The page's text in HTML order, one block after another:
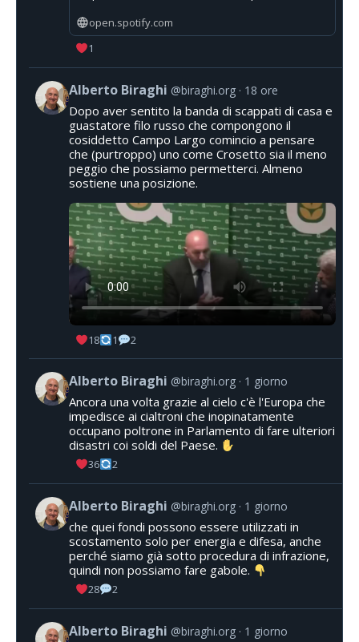
open.spotify.com
1
Alberto Biraghi @biraghi.org 18 ore
Dopo aver sentito la banda di scappati di casa e
guastatore filo russo che compongono il
cosiddetto Campo Largo comincio a pensare
che (purtroppo) uno come Crosetto sia il meno
peggio che possiamo permetterci. Almeno
sostiene una posizione.
18 1 2
Alberto Biraghi @biraghi.org 1 giorno
Ancora una volta grazie al cielo c'è l'Europa che
impedisce ai cialtroni che inopinatamente
occupano poltrone in Parlamento di fare ulteriori
disastri coi soldi del Paese.
36 2
Alberto Biraghi @biraghi.org 1 giorno
che quei fondi possono essere utilizzati in
scostamento solo per energia e difesa, anche
perché siamo già sotto procedura di infrazione,
quindi non possiamo fare gabole.
28 2
Alberto Biraghi @biraghi.org 1 giorno